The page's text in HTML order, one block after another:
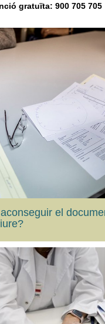
gratuïta: 900 705 705
el